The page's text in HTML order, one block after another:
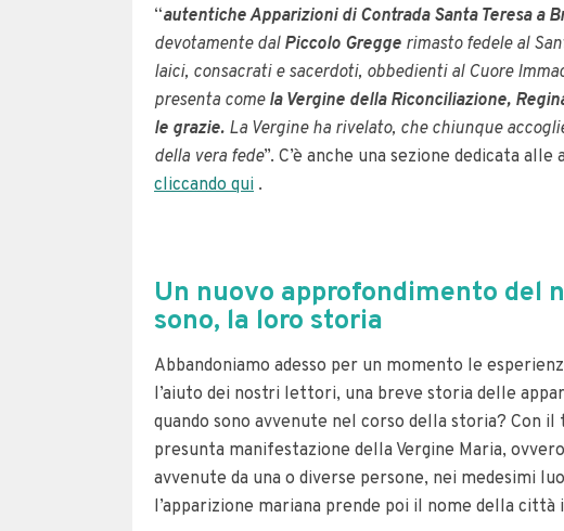
“autentiche Apparizioni di Contrada Santa Teresa a
devotamente dal Piccolo Gregge rimasto fedele al
laici, consacrati e sacerdoti, obbedienti al Cuore
presenta come la Vergine della Riconciliazione,
le grazie. La Vergine ha rivelato, che chiunque
della vera fede”. C’è anche una sezione dedicata
cliccando qui .
Un nuovo approfondimento del
sono, la loro storia
Abbandoniamo adesso per un momento le
l’aiuto dei nostri lettori, una breve storia delle
quando sono avvenute nel corso della storia? Con
presunta manifestazione della Vergine Maria,
avvenute da una o diverse persone, nei medesimi
l’apparizione mariana prende poi il nome della città